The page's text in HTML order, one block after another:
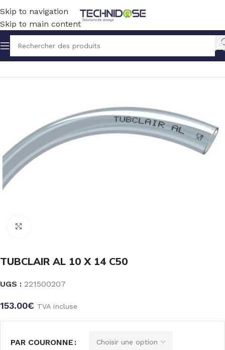
Skip to navigation
Skip to main content
Accueil TUYAUX ET RACCORDS TUYAUX PVC
TUBCLAIR AL 10 X 14 C50
UGS : 221500207
153.00€ TVA incluse
PAR COURONNE